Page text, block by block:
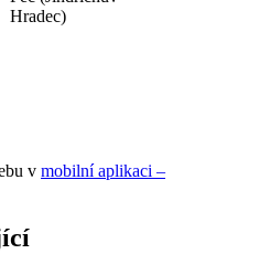
Hradec)
v mobilní aplikaci –